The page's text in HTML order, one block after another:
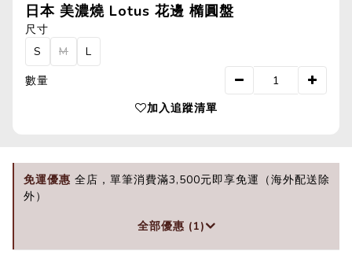
日本 美濃燒 Lotus 花邊 橢圓盤
尺寸
S
M
L
數量
加入追蹤清單
免運優惠 全店，單筆消費滿3,500元即享免運（海外配送除
外）
全部優惠 (1)